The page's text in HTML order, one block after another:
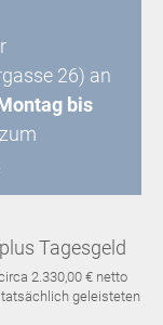
26) an
bis
zum
Tagesgeld
2.330,00 € netto
geleisteten